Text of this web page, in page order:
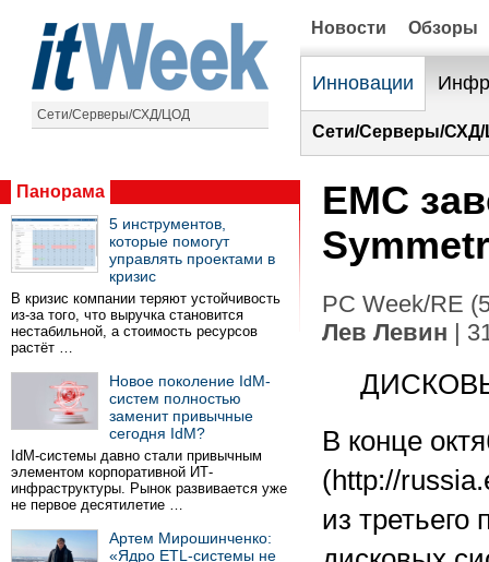
Сети/Серверы/СХД/ЦОД
Новости Обзоры
Инновации
Сети/Серверы/
Панорама
5 инструментов,
которые помогут
управлять проектами в
кризис
В кризис компании теряют устойчивость
из-за того, что выручка становится
нестабильной, а стоимость ресурсов
растёт …
Новое поколение IdM-
систем полностью
заменит привычные
сегодня IdM?
IdM-системы давно стали привычным
элементом корпоративной ИТ-
инфраструктуры. Рынок развивается уже
не первое десятилетие …
Артем Мирошинченко:
«Ядро ETL-системы не
EMC
PC Week/RE
Лев Левин |
В конце
(http://
из